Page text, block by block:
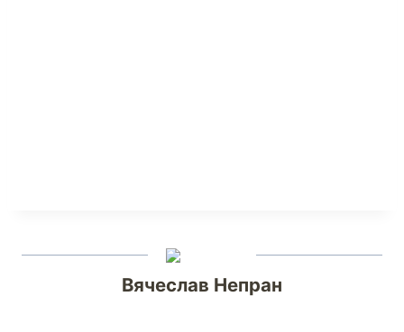
Вячеслав Непран